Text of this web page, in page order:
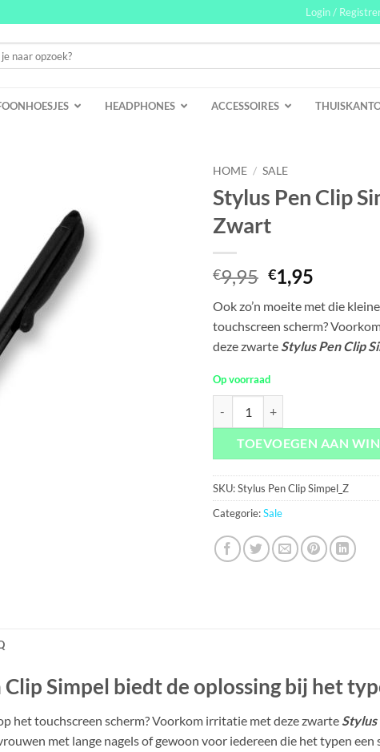
Login /
HEADPHONES ACCESSOIRES
HOME / SALE
Stylus Pen Clip
Zwart
€9,95
prijs
was:
€9,95.
€1,95
is:
€1,95.
Ook zo’n moeite met die
touchscreen scherm?
deze zwarte Stylus Pen Clip
Op voorraad
TOEVOEGEN AAN
SKU:Stylus Pen Clip Simpel_Z
Categorie:Sale
Simpel biedt de oplossing bij het
het touchscreen scherm? Voorkom irritatie met deze zwarteStylus
met lange nagels of gewoon voor iedereen die het typen